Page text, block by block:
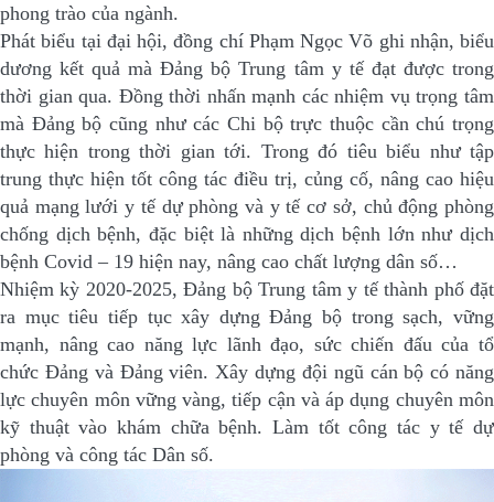
phong trào của ngành.
Phát biểu tại đại hội, đồng chí Phạm Ngọc Võ ghi nhận, biểu
dương kết quả mà Đảng bộ Trung tâm y tế đạt được trong
thời gian qua. Đồng thời nhấn mạnh các nhiệm vụ trọng tâm
mà Đảng bộ cũng như các Chi bộ trực thuộc cần chú trọng
thực hiện trong thời gian tới. Trong đó tiêu biểu như tập
trung thực hiện tốt công tác điều trị, củng cố, nâng cao hiệu
quả mạng lưới y tế dự phòng và y tế cơ sở, chủ động phòng
chống dịch bệnh, đặc biệt là những dịch bệnh lớn như dịch
bệnh Covid – 19 hiện nay, nâng cao chất lượng dân số…
Nhiệm kỳ 2020-2025, Đảng bộ Trung tâm y tế thành phố đặt
ra mục tiêu tiếp tục xây dựng Đảng bộ trong sạch, vững
mạnh, nâng cao năng lực lãnh đạo, sức chiến đấu của tổ
chức Đảng và Đảng viên. Xây dựng đội ngũ cán bộ có năng
lực chuyên môn vững vàng, tiếp cận và áp dụng chuyên môn
kỹ thuật vào khám chữa bệnh. Làm tốt công tác y tế dự
phòng và công tác Dân số.